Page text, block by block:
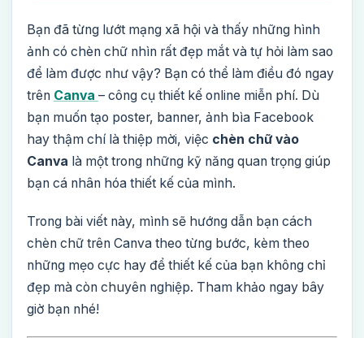
Bạn đã từng lướt mạng xã hội và thấy những hình
ảnh có chèn chữ nhìn rất đẹp mắt và tự hỏi làm sao
để làm được như vậy? Bạn có thể làm điều đó ngay
trên Canva – công cụ thiết kế online miễn phí. Dù
bạn muốn tạo poster, banner, ảnh bìa Facebook
hay thậm chí là thiệp mời, việc chèn chữ vào
Canva là một trong những kỹ năng quan trọng giúp
bạn cá nhân hóa thiết kế của mình.
Trong bài viết này, mình sẽ hướng dẫn bạn cách
chèn chữ trên Canva theo từng bước, kèm theo
những mẹo cực hay để thiết kế của bạn không chỉ
đẹp mà còn chuyên nghiệp. Tham khảo ngay bây
giờ bạn nhé!